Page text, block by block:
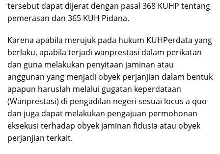
tersebut dapat dijerat dengan pasal 368 KUHP tentang
pemerasan dan 365 KUH Pidana.
Karena apabila merujuk pada hukum KUHPerdata yang
berlaku, apabila terjadi wanprestasi dalam perikatan
dan guna melakukan penyitaan jaminan atau
anggunan yang menjadi obyek perjanjian dalam bentuk
apapun haruslah melalui gugatan keperdataan
(Wanprestasi) di pengadilan negeri sesuai locus a quo
dan juga dapat melakukan pengajuan permohonan
eksekusi terhadap obyek jaminan fidusia atau obyek
perjanjian terkait.